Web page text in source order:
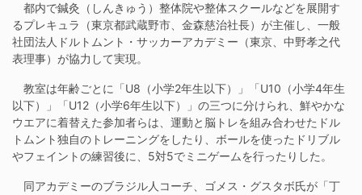
都内で鍼灸（しんきゅう）整体院や整体スクールなどを展開す
るプレキュラ（東京都武蔵野市、金森慈治社長）が主催し、一般
社団法人ドルトムント・サッカーアカデミー（東京、中野孝之代
表理事）が協力して実現。
教室は年齢ごとに「U8（小学2年生以下）」「U10（小学4年生
以下）」「U12（小学6年生以下）」の三つに分けられ、鮮やかな
ウエアに着替えた参加者らは、運動と脳トレを組み合わせたドル
トムント独自のトレーニングをしたり、ボールを使ったドリブル
やフェイントの練習後に、5対5でミニゲームを行ったりした。
同アカデミーのブラジル人コーチ、ゴメス・グスタボ氏が「丁